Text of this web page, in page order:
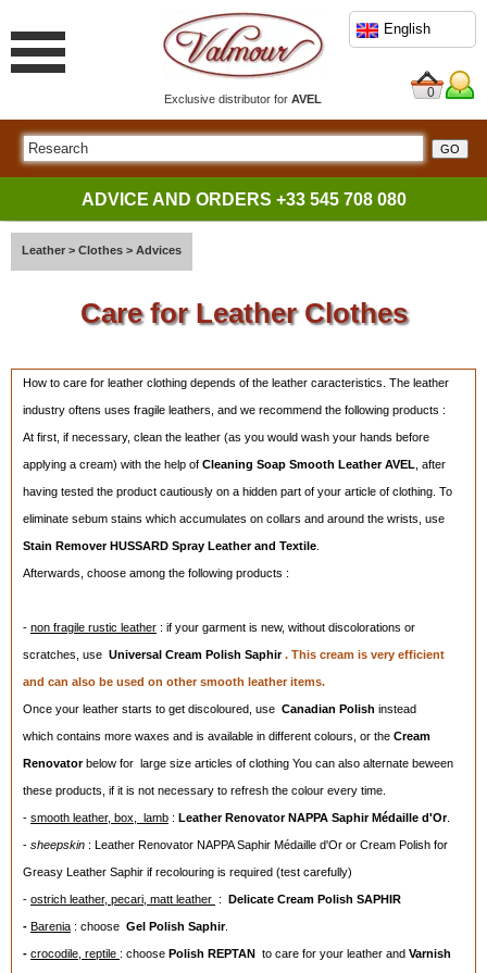
Exclusive distributor forAVEL
English
0
ADVICE AND ORDERS +33 545 708 080
Leather > Clothes > Advices
Care for Leather Clothes
How to care for leather clothing depends of the leather caracteristics. The leather
industry oftens uses fragile leathers, and we recommend the following products :
At first, if necessary, clean the leather (as you would wash your hands before
applying a cream) with the help of Cleaning Soap Smooth Leather AVEL , after
having tested the product cautiously on a hidden part of your article of clothing. To
eliminate sebum stains which accumulates on collars and around the wrists, use
Stain Remover HUSSARD Spray Leather and Textile
Afterwards, choose among the following products :
- non fragile rustic leather : if your garment is new, without discolorations or
scratches, use Universal Cream Polish Saphir. This cream is very efficient
and can also be used on other smooth leather items.
Once your leather starts to get discoloured, use Canadian Polish instead
which contains more waxes and is available in different colours, or the Cream
Renovatorbelow for large size articles of clothing You can also alternate beween
these products, if it is not necessary to refresh the colour every time.
- smooth leather, box, lamb : Leather Renovator NAPPA Saphir Médaille d'Or.
- sheepskin : Leather Renovator NAPPA Saphir Médaille d'Or or Cream Polish for
Greasy Leather Saphir if recolouring is required (test carefully)
- ostrich leather, pecari, matt leather : Delicate Cream Polish SAPHIR
- Barenia : choose Gel Polish Saphir.
- crocodile, reptile : choose Polish REPTAN to care for your leather and Varnish